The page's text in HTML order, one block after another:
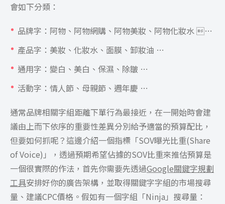
會如下分類：
品牌字：阿物、阿物網購、阿物美妝、阿物化妝水 …
產品字：美妝、化妝水、面膜、卸妝油 …
通用字：變白、美白、保濕、除皺 …
活動字：情人節、母親節、週年慶 …
通常品牌相關字組距離下單行為最接近，在一開始時會建
議由上而下依序的重要性差異分別給予適當的預算配比，
但要如何抓呢？這邊介紹一個指標「SOV曝光比重(Share
of Voice)」，透過預期希望佔據的SOV比重來推估預算是
一個很實際的作法，首先你需要先透過Google關鍵字規劃
工具安排好你的廣告架構，並取得關鍵字字組的市場搜尋
量、建議CPC價格。假如有一個字組「Ninja」搜尋量：